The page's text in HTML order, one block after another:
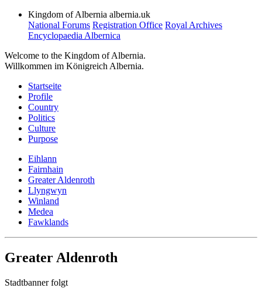
Kingdom of Albernia albernia.uk
National Forums Registration Office Royal Archives
Encyclopaedia Albernica
Welcome to the Kingdom of Albernia.
Willkommen im Königreich Albernia.
Startseite
Profile
Country
Politics
Culture
Purpose
Eihlann
Fairnhain
Greater Aldenroth
Llyngwyn
Winland
Medea
Fawklands
Greater Aldenroth
Stadtbanner folgt